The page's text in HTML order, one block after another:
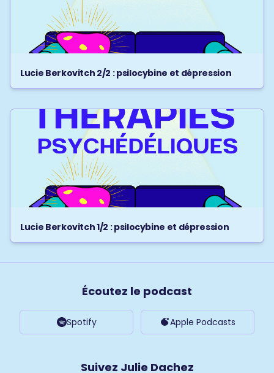
Lucie Berkovitch 2/2 : psilocybine et dépression
Lucie Berkovitch 1/2 : psilocybine et dépression
Écoutez le podcast
Spotify Apple Podcasts
Suivez Julie Dachez